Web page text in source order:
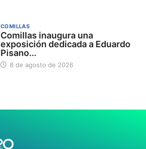
COMILLAS
Comillas inaugura una
exposición dedicada a Eduardo
Pisano...
8 de agosto de 2026